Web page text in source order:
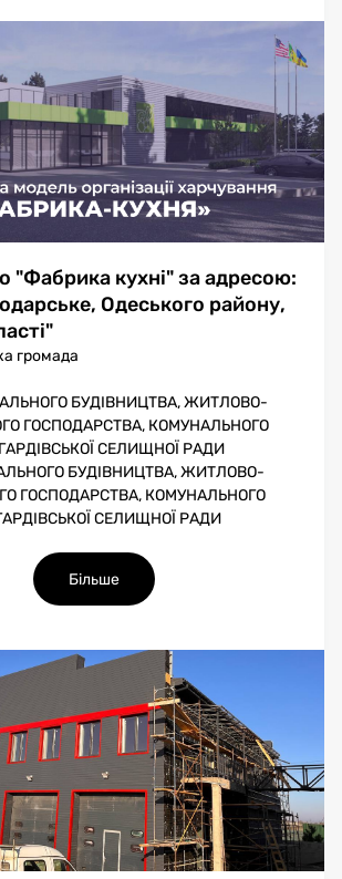
"Фабрика кухні" за адресою:
Одеського району,
громада
БУДІВНИЦТВА, ЖИТЛОВО-
ГОСПОДАРСТВА, КОМУНАЛЬНОГО
СЕЛИЩНОЇ РАДИ
БУДІВНИЦТВА, ЖИТЛОВО-
ГОСПОДАРСТВА, КОМУНАЛЬНОГО
СЕЛИЩНОЇ РАДИ
Більше